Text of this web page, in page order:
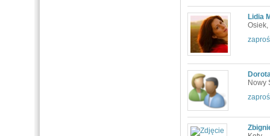
Lidia
Osiek,
zaproś
Nowy
zaproś